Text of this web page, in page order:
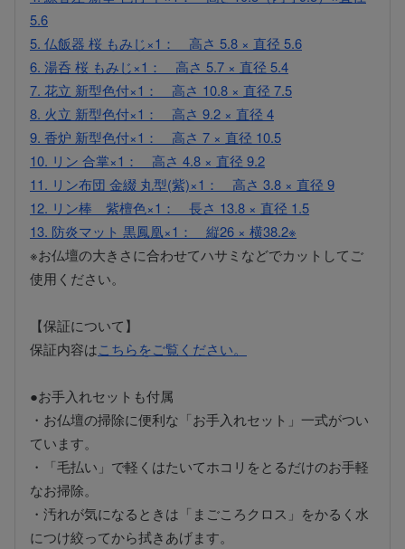
5.6
5. 仏飯器 桜 もみじ×1： 高さ 5.8 × 直径 5.6
6. 湯呑 桜 もみじ×1： 高さ 5.7 × 直径 5.4
7. 花立 新型色付×1： 高さ 10.8 × 直径 7.5
8. 火立 新型色付×1： 高さ 9.2 × 直径 4
9. 香炉 新型色付×1： 高さ 7 × 直径 10.5
10. リン 合掌×1： 高さ 4.8 × 直径 9.2
11. リン布団 金綴 丸型(紫)×1： 高さ 3.8 × 直径 9
12. リン棒 紫檀色×1： 長さ 13.8 × 直径 1.5
13. 防炎マット 黒鳳凰×1： 縦26 × 横38.2※
※お仏壇の大きさに合わせてハサミなどでカットしてご
使用ください。
【保証について】
保証内容はこちらをご覧ください。
●お手入れセットも付属
・お仏壇の掃除に便利な「お手入れセット」一式がつい
ています。
・「毛払い」で軽くはたいてホコリをとるだけのお手軽
なお掃除。
・汚れが気になるときは「まごころクロス」をかるく水
につけ絞ってから拭きあげます。